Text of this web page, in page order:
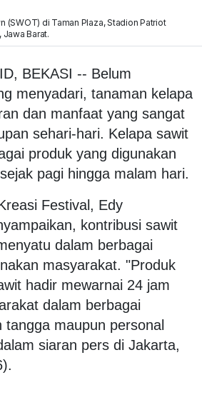
(SWOT) di Taman Plaza, Stadion Patriot
Barat.
BEKASI -- Belum
menyadari, tanaman kelapa
dan manfaat yang sangat
sehari-hari. Kelapa sawit
produk yang digunakan
pagi hingga malam hari.
Festival, Edy
kontribusi sawit
dalam berbagai
masyarakat. "Produk
hadir mewarnai 24 jam
dalam berbagai
tangga maupun personal
siaran pers di Jakarta,